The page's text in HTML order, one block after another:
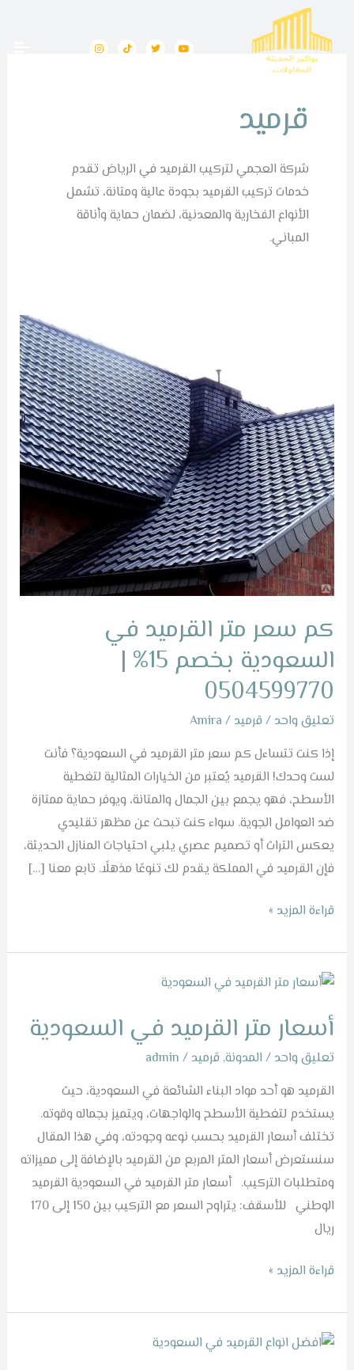
المحتوى
Y
o
T
w
T
i
I
n
قرميد
شركة العجمي لتركيب القرميد في الرياض تقدم
خدمات تركيب القرميد بجودة عالية ومتانة، تشمل
الأنواع الفخارية والمعدنية، لضمان حماية وأناقة
المباني.
كم سعر متر القرميد في
السعودية بخصم 15% |
0504599770
تعليق واحد / قرميد /
Amira
إذا كنت تتساءل كم سعر متر القرميد في السعودية؟ فأنت
لست وحدك! القرميد يُعتبر من الخيارات المثالية لتغطية
الأسطح، فهو يجمع بين الجمال والمتانة، ويوفر حماية ممتازة
ضد العوامل الجوية. سواء كنت تبحث عن مظهر تقليدي
يعكس التراث أو تصميم عصري يلبي احتياجات المنازل الحديثة،
فإن القرميد في المملكة يقدم لك تنوعًا مذهلًا. تابع معنا […]
في
السعودية
بخصم
15%
0504599770
قراءة المزيد »
أسعار متر القرميد في السعودية
تعليق واحد / المدونة, قرميد /
admin
القرميد هو أحد مواد البناء الشائعة في السعودية، حيث
يستخدم لتغطية الأسطح والواجهات، ويتميز بجماله وقوته.
تختلف أسعار القرميد بحسب نوعه وجودته، وفي هذا المقال
سنستعرض أسعار المتر المربع من القرميد بالإضافة إلى مميزاته
ومتطلبات التركيب. أسعار متر القرميد في السعودية القرميد
الوطني للأسقف: يتراوح السعر مع التركيب بين 150 إلى 170
ريال
أسعار
القرميد
في
قراءة المزيد »
انواع